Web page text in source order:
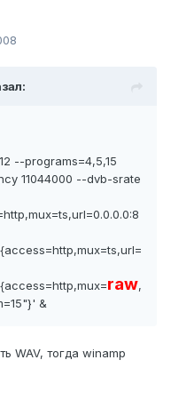
--programs=4,5,15
11044000 --dvb-srate
raw,
&
WAV, тогда winamp